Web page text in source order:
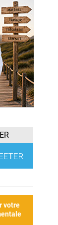
votre